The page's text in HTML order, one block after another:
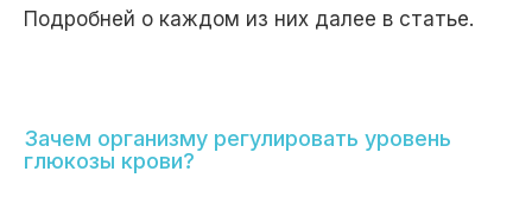
Подробней о каждом из них далее в статье.
Зачем организму регулировать уровень
глюкозы крови?